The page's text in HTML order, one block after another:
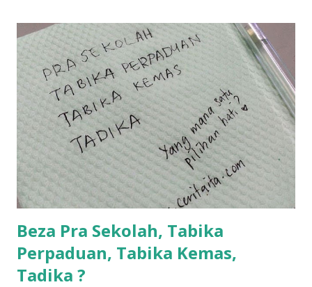
balik keja aku ajak la shah singgah Giant beli barang
sikit...dalam perjalanan dari dalam kereta tu biasalah kan
kami memang akan pimpin anak-anak jalan sampai masuk
dalam... dan kebiasanya bagi anak 4 macam kami ni bahagi-
bahagi lah siapa nak pimpin siapa... dan biasanya aku akan
dukung adik hadi sambil pimpin kakak husna... yang abg
ngah dengan abg long terserah pada shah la pulak.. tapi
kalau ikut anak-anak semua nak ummi pimpin... ajer rebeh
ba...
Beza Pra Sekolah, Tabika
Perpaduan, Tabika Kemas,
Tadika ?